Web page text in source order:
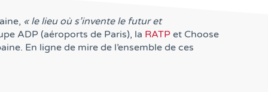
« le lieu où s’invente le futur et
ADP (aéroports de Paris), la RATP et Choose
En ligne de mire de l’ensemble de ces